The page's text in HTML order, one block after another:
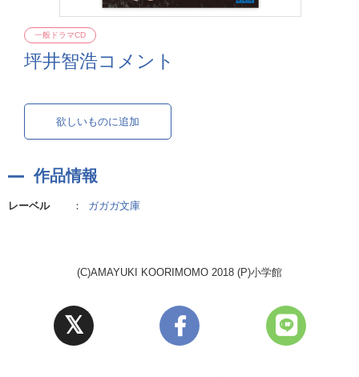
坪井智浩コメント
一般ドラマCD
欲しいものに追加
作品情報
レーベル ： ガガガ文庫
(C)AMAYUKI KOORIMOMO 2018 (P)小学館